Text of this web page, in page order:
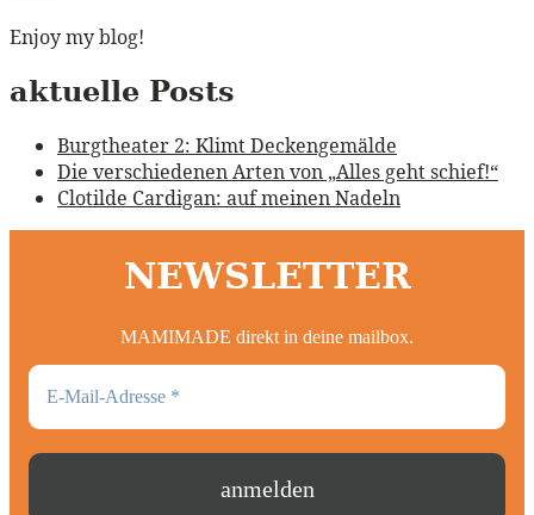
Enjoy my blog!
aktuelle Posts
Burgtheater 2: Klimt Deckengemälde
Die verschiedenen Arten von „Alles geht schief!“
Clotilde Cardigan: auf meinen Nadeln
NEWSLETTER
MAMIMADE direkt in deine mailbox.